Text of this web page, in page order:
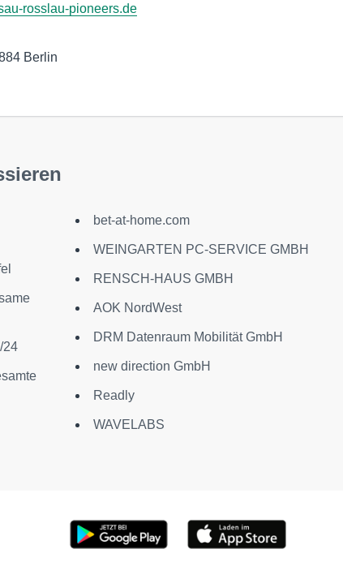
rosslau-pioneers.de
Berlin
24
bet-at-home.com
WEINGARTEN PC-SERVICE GMBH
RENSCH-HAUS GMBH
AOK NordWest
DRM Datenraum Mobilität GmbH
new direction GmbH
Readly
WAVELABS